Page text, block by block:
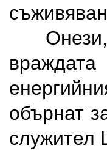
Онези,
обърнат
служител